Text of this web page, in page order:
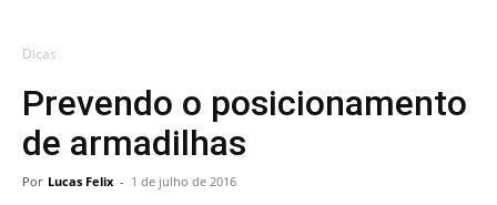
Dicas
Prevendo o posicionamento
de armadilhas
Por Lucas Felix - 1 de julho de 2016